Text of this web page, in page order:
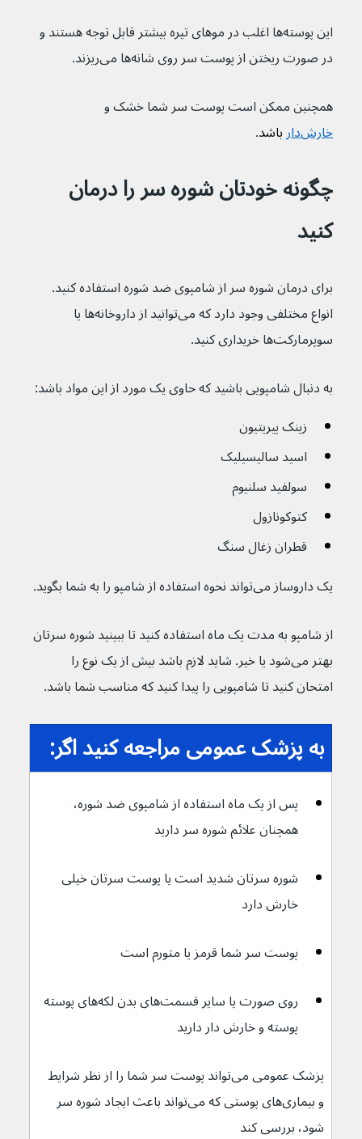
این پوسته‌ها اغلب در موهای تیره بیشتر قابل توجه هستند و
در صورت ریختن از پوست سر روی شانه‌ها می‌ریزند.
همچنین ممکن است پوست سر شما خشک و
خارش‌دار باشد.
چگونه خودتان شوره سر را درمان
کنید
برای درمان شوره سر از شامپوی ضد شوره استفاده کنید.
انواع مختلفی وجود دارد که می‌توانید از داروخانه‌ها یا
سوپرمارکت‌‌ها خریداری کنید.
به دنبال شامپویی باشید که حاوی یک مورد از این مواد باشد:
زینک پیریتیون
اسید سالیسیلیک
سولفید سلنیوم
کتوکونازول
قطران زغال سنگ
یک داروساز می‌تواند نحوه استفاده از شامپو را به شما بگوید.
از شامپو به مدت یک ماه استفاده کنید تا ببینید شوره سرتان
بهتر می‌شود یا خیر. شاید لازم باشد بیش از یک نوع را
امتحان کنید تا شامپویی را پیدا کنید که مناسب شما باشد.
به پزشک عمومی مراجعه کنید اگر:
پس از یک ماه استفاده از شامپوی ضد شوره،
همچنان علائم شوره سر دارید
شوره سرتان شدید است یا پوست سرتان خیلی
خارش دارد
پوست سر شما قرمز یا متورم است
روی صورت یا سایر قسمت‌های بدن لکه‌های پوسته
پوسته و خارش دار دارید
پزشک عمومی می‌تواند پوست سر شما را از نظر شرایط
و بیماری‌های پوستی که می‌تواند باعث ایجاد شوره سر
شود، بررسی کند